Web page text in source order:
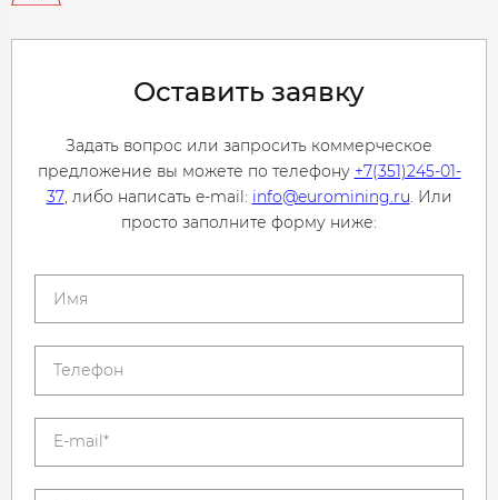
Оставить заявку
Задать вопрос или запросить коммерческое
предложение вы можете по телефону +7(351)245-01-
37, либо написать e-mail: info@euromining.ru. Или
просто заполните форму ниже: